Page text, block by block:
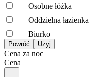
Osobne łóżka
Oddzielna łazienka
Biurko
Cena za noc
Cena